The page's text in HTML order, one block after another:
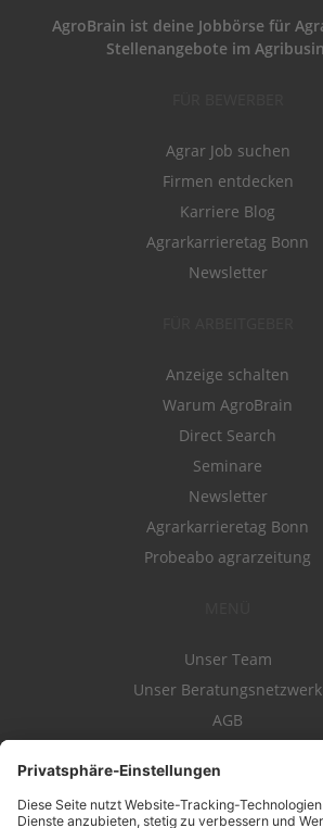
AgroBrain ist deine Jobbörse für
Stellenangebote im
Agrar Job suchen
Firmen entdecken
Karriere Blog
Agrarkarrieretag Bonn
Newsletter
Anzeige schalten
Warum AgroBrain
Direct Search
Seminare
Newsletter
Agrarkarrieretag Bonn
Probeabo agrarzeitung
Unser Team
Unser Beratungsnetzwerk
AGB
Datenschutz
Impressum